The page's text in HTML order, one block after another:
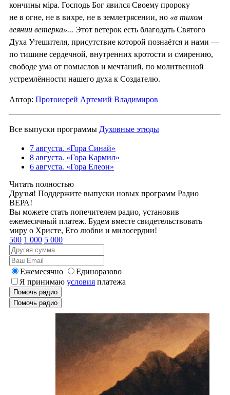
кончины мiра. Господь Бог явился Своему пророку
не в огне, не в вихре, не в землетрясении, но «в тихом
веянии ветерка»... Этот ветерок есть благодать Святого
Духа Утешителя, присутствие которой познаётся и нами —
по тишине сердечной, внутренних кротости и смирению,
свободе ума от помыслов и мечтаний, по молитвенной
устремлённости нашего духа к Создателю.
Автор: Протоиерей Артемий Владимиров
Все выпуски программы Духовные этюды
7 августа. «Гора Синай»
8 августа. «Гора Кармил»
6 августа. «Гора Елеон»
Читать полностью
Друзья! Поддержите выпуски новых программ Радио
ВЕРА!
Вы можете стать попечителем радио, установив
ежемесячный платеж. Будем вместе свидетельствовать
миру о Христе, Его любви и милосердии!
500 1 000 5 000
Ежемесячно
Единоразово
Я принимаю условия платежа
Помочь радио
Помочь радио